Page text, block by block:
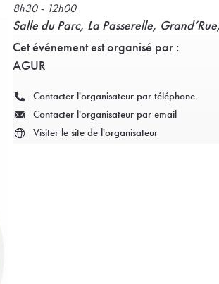
8h30 - 12h00
Salle du Parc, La Passerelle,
Cet événement est organisé par :
AGUR
Contacter l'organisateur par téléphone
Contacter l'organisateur par email
Visiter le site de l'organisateur